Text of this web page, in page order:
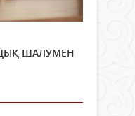
ШАЛУМЕН